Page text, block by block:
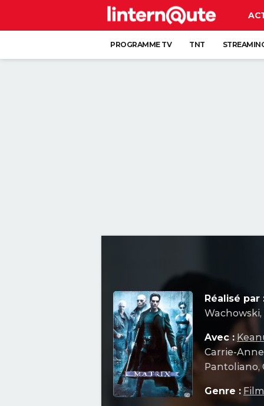
PROGRAMME TV TNT
Réalisé par
Avec :
Carrie-
Pantoliano,
Genre :